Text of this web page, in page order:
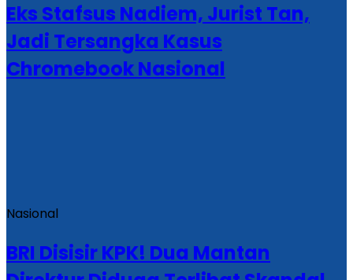
Eks Stafsus Nadiem, Jurist Tan,
Jadi Tersangka Kasus
Chromebook Nasional
Nasional
BRI Disisir KPK! Dua Mantan